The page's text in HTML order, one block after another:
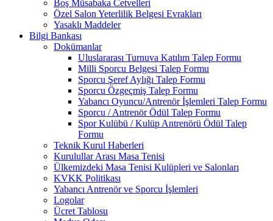
Boş Müsabaka Cetvelleri
Özel Salon Yeterlilik Belgesi Evrakları
Yasaklı Maddeler
Bilgi Bankası
Dokümanlar
Uluslararası Turnuva Katılım Talep Formu
Milli Sporcu Belgesi Talep Formu
Sporcu Şeref Aylığı Talep Formu
Sporcu Özgeçmiş Talep Formu
Yabancı Oyuncu/Antrenör İşlemleri Talep Formu
Sporcu / Antrenör Ödül Talep Formu
Spor Kulübü / Kulüp Antrenörü Ödül Talep
Formu
Teknik Kurul Haberleri
Kurulullar Arası Masa Tenisi
Ülkemizdeki Masa Tenisi Kulüpleri ve Salonları
KVKK Politikası
Yabancı Antrenör ve Sporcu İşlemleri
Logolar
Ücret Tablosu